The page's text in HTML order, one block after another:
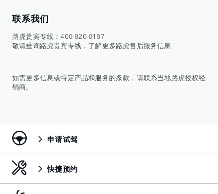
联系我们
路虎贵宾专线：400-820-0187
敬请垂询路虎贵宾专线，了解更多路虎售后服务信息
如需更多信息或特定产品和服务的条款，请联系当地路虎授权经
销商。
申请试驾
快捷预约